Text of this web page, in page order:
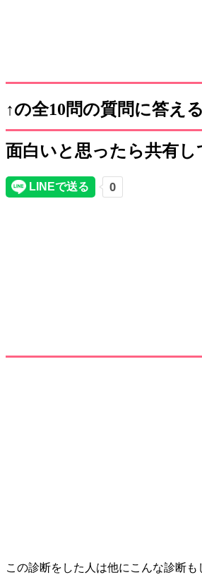
↑の全10問の質問に答え
面白いと思ったら共有し
この診断をした人は他にこんな診断も